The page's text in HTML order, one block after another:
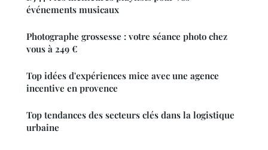
événements musicaux
Photographe grossesse : votre séance photo chez
vous à 249 €
Top idées d'expériences mice avec une agence
incentive en provence
Top tendances des secteurs clés dans la logistique
urbaine